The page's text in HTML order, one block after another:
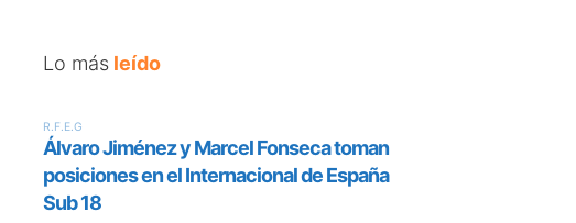
Lo más leído